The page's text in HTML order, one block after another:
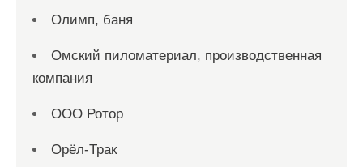
Олимп, баня
Омский пиломатериал, производственная
компания
ООО Ротор
Орёл-Трак